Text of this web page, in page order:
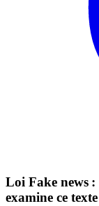
Loi Fake news :
examine ce